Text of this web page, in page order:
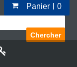
Panier 0
Chercher